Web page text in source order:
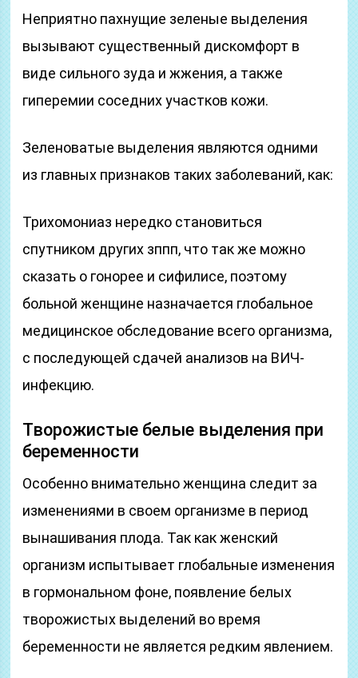
Неприятно пахнущие зеленые выделения
вызывают существенный дискомфорт в
виде сильного зуда и жжения, а также
гиперемии соседних участков кожи.
Зеленоватые выделения являются одними
из главных признаков таких заболеваний, как:
Трихомониаз нередко становиться
спутником других зппп, что так же можно
сказать о гонорее и сифилисе, поэтому
больной женщине назначается глобальное
медицинское обследование всего организма,
с последующей сдачей анализов на ВИЧ-
инфекцию.
Творожистые белые выделения при
беременности
Особенно внимательно женщина следит за
изменениями в своем организме в период
вынашивания плода. Так как женский
организм испытывает глобальные изменения
в гормональном фоне, появление белых
творожистых выделений во время
беременности не является редким явлением.